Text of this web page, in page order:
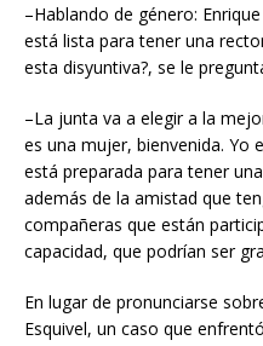
–Hablando de género:
está lista para tener una
esta disyuntiva?, se le
–La junta va a elegir a la
es una mujer, bienvenida. Yo
está preparada para tener
además de la amistad que
compañeras que están
capacidad, que podrían ser
En lugar de pronunciarse
Esquivel, un caso que